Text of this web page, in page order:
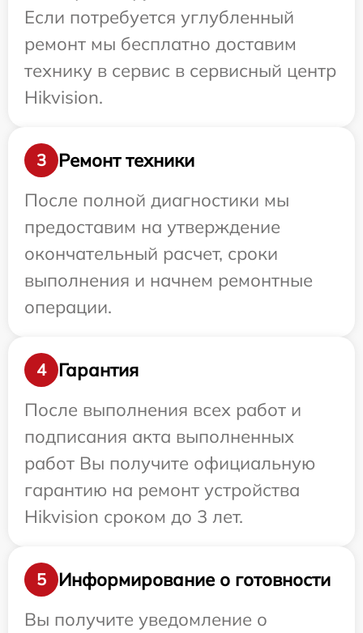
Если потребуется углубленный
ремонт мы бесплатно доставим
технику в сервис в сервисный центр
Hikvision.
3
Ремонт техники
После полной диагностики мы
предоставим на утверждение
окончательный расчет, сроки
выполнения и начнем ремонтные
операции.
4
Гарантия
После выполнения всех работ и
подписания акта выполненных
работ Вы получите официальную
гарантию на ремонт устройства
Hikvision сроком до 3 лет.
5
Информирование о готовности
Вы получите уведомление о